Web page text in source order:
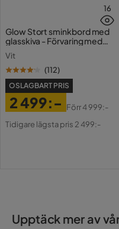
16
Glow Stort sminkbord med
glasskiva - Förvaring med
Vit
(112)
OSLAGBART PRIS
Pris
2 499:-
Original
Förr4 999:-
Tidigare lägsta pris 2 499:-
Upptäck mer av